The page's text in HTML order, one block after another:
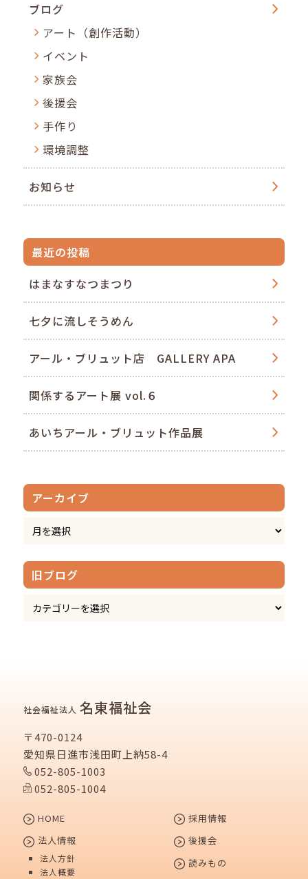
ブログ
アート（創作活動）
イベント
家族会
後援会
手作り
環境調整
お知らせ
最近の投稿
はまなすなつまつり
七夕に流しそうめん
アール・ブリュット店 GALLERY APA
関係するアート展 vol.６
あいちアール・ブリュット作品展
アーカイブ
旧ブログ
社会福祉法人 名東福祉会
〒470-0124
愛知県日進市浅田町上納58-4
052-805-1003
052-805-1004
HOME
法人情報
法人方針
法人概要
採用情報
後援会
読みもの